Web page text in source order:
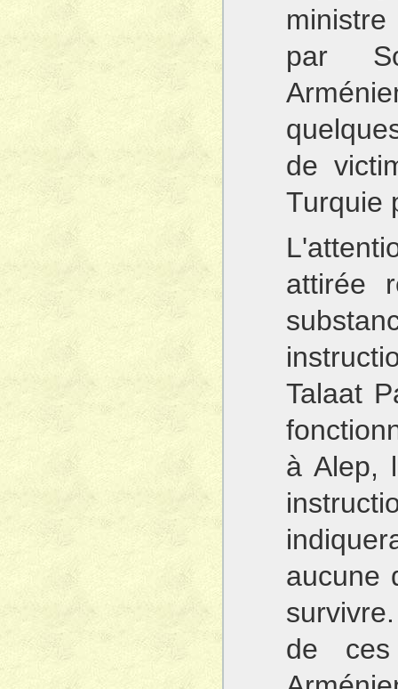
par
de
Turquie
attirée
Talaat
à Alep,
aucune
de